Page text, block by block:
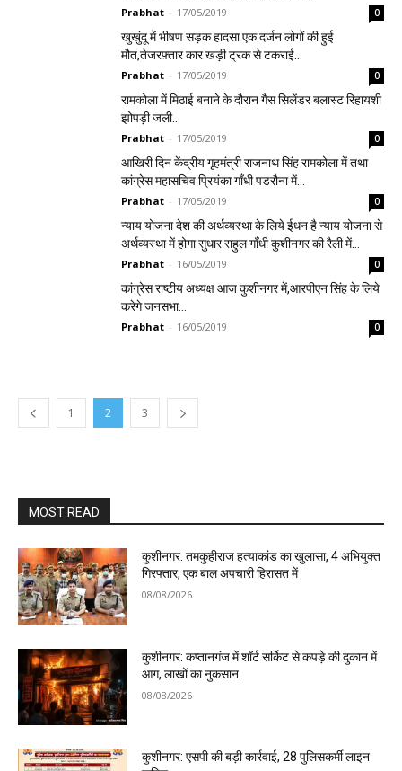
Prabhat - 17/05/2019 0
खुखुंदू में भीषण सड़क हादसा एक दर्जन लोगों की हुई
मौत,तेजरफ़्तार कार खड़ी ट्रक से टकराई…
Prabhat - 17/05/2019 0
रामकोला में मिठाई बनाने के दौरान गैस सिलेंडर बलास्ट रिहायशी
झोपड़ी जली…
Prabhat - 17/05/2019 0
आखिरी दिन केंद्रीय गृहमंत्री राजनाथ सिंह रामकोला में तथा
कांग्रेस महासचिव प्रियंका गाँधी पडरौना में…
Prabhat - 17/05/2019 0
न्याय योजना देश की अर्थव्यस्था के लिये ईधन है न्याय योजना से
अर्थव्यस्था में होगा सुधार राहुल गाँधी कुशीनगर की रैली में…
Prabhat - 16/05/2019 0
कांग्रेस राष्टीय अध्यक्ष आज कुशीनगर में,आरपीएन सिंह के लिये
करेगे जनसभा…
Prabhat - 16/05/2019 0
1 2 3
MOST READ
कुशीनगर: तमकुहीराज हत्याकांड का खुलासा, 4 अभियुक्त
गिरफ्तार, एक बाल अपचारी हिरासत में
08/08/2026
कुशीनगर: कप्तानगंज में शॉर्ट सर्किट से कपड़े की दुकान में
आग, लाखों का नुकसान
08/08/2026
कुशीनगर: एसपी की बड़ी कार्रवाई, 28 पुलिसकर्मी लाइन